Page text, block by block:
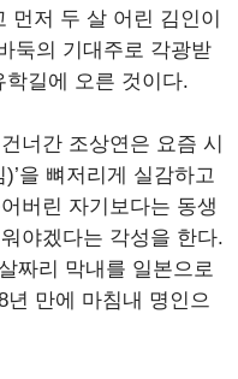
먼저 두 살 어린 김인이
둑의 기대주로 각광받
길에 오른 것이다.
너간 조상연은 요즘 시
을 뼈저리게 실감하고
버린 자기보다는 동생
야겠다는 각성을 한다.
짜리 막내를 일본으로
만에 마침내 명인으